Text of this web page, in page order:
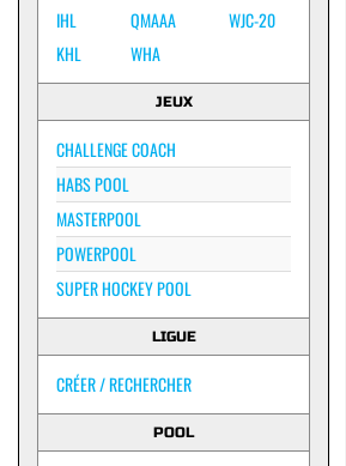
IHL
KHL
QMAAA
WHA
WJC-20
JEUX
CHALLENGE COACH
HABS POOL
MASTERPOOL
POWERPOOL
SUPER HOCKEY POOL
LIGUE
CRÉER / RECHERCHER
POOL